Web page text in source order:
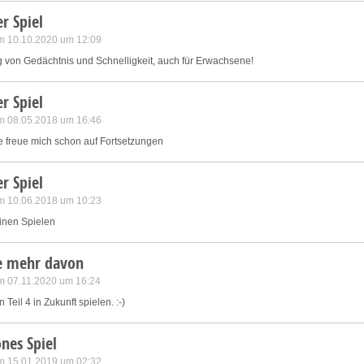
Spiel
10.10.2020 um 12:09
von Gedächtnis und Schnelligkeit, auch für Erwachsene!
Spiel
08.05.2018 um 16:46
freue mich schon auf Fortsetzungen
Spiel
10.06.2018 um 10:23
Spielen
mehr davon
07.11.2020 um 16:24
Teil 4 in Zukunft spielen. :-)
Spiel
15.01.2019 um 02:32